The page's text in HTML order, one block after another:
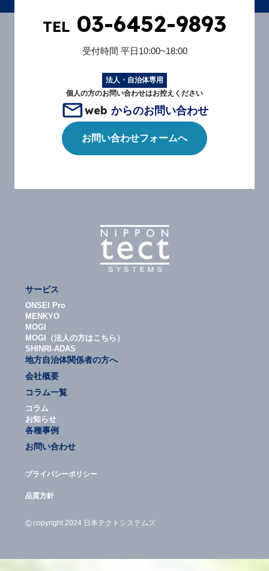
TEL 03-6452-9893
受付時間 平日10:00~18:00
法人・自治体専用
個人の方のお問い合わせはお控えください
web からのお問い合わせ
お問い合わせフォームへ
サービス
ONSEI Pro
MENKYO
MOGI
MOGI（法人の方はこちら）
SHINRI-ADAS
地方自治体関係者の方へ
会社概要
コラム一覧
コラム
お知らせ
各種事例
お問い合わせ
プライバシーポリシー
品質方針
©copyright 2024 日本テクトシステムズ